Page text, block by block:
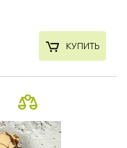
КУПИТЬ